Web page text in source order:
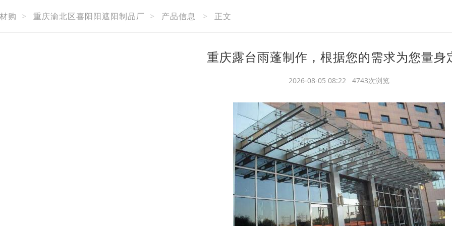
购 > 重庆渝北区喜阳阳遮阳制品厂 > 产品信息 > 正文
重庆露台雨蓬制作，根据您的需求为您量身
2026-08-05 08:22 4743次浏览